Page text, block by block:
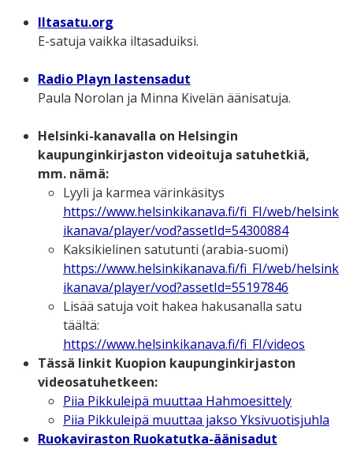
Iltasatu.org
E-satuja vaikka iltasaduiksi.
Radio Playn lastensadut
Paula Norolan ja Minna Kivelän äänisatuja.
Helsinki-kanavalla on Helsingin
kaupunginkirjaston videoituja satuhetkiä,
mm. nämä:
Lyyli ja karmea värinkäsitys
https://www.helsinkikanava.fi/fi_FI/web/helsink
ikanava/player/vod?assetId=54300884
Kaksikielinen satutunti (arabia-suomi)
https://www.helsinkikanava.fi/fi_FI/web/helsink
ikanava/player/vod?assetId=55197846
Lisää satuja voit hakea hakusanalla satu
täältä:
https://www.helsinkikanava.fi/fi_FI/videos
Tässä linkit Kuopion kaupunginkirjaston
videosatuhetkeen:
Piia Pikkuleipä muuttaa Hahmoesittely
Piia Pikkuleipä muuttaa jakso Yksivuotisjuhla
Ruokaviraston Ruokatutka-äänisadut